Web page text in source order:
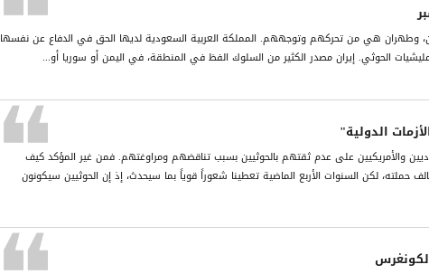
وطهران هي من تحركهم وتوجههم. المملكة العربية السعودية لديها الحق في الدفاع عن نفسها
الحوثي. إيران مصدر الكثير من السلوك الفظ في المنطقة، في اليمن أو سوريا أو...
الدولية"
والأمريكيين على عدم ثقتهم بالحوثيين بسبب تناقضهم ومراوغتهم. فمن غير المؤكد كيف
حملته، لكن السنوات الأربع الماضية تعطينا شعوراً قوياً بما سيحدث، إذ إن الحوثيين سيكونون